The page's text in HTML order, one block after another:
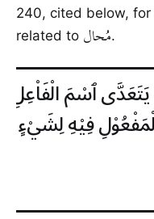
240, cited below,
related to مُحال.
ٱسْمَ الْفَاْعِلِ
فِيْهِ لِشَيْءٍ